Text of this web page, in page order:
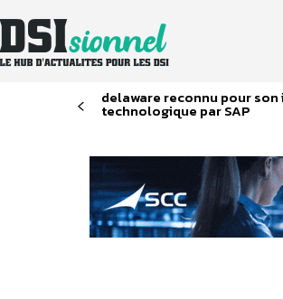
delaware reconnu pour
technologique par SAP